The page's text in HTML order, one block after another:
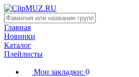
Главная
Новинки
Каталог
Плейлисты
Мои закладки: 0